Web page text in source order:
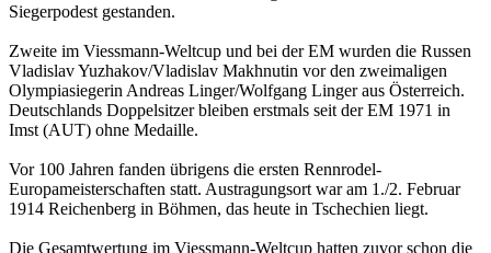
Siegerpodest gestanden.
Zweite im Viessmann-Weltcup und bei der EM wurden die Russen
Vladislav Yuzhakov/Vladislav Makhnutin vor den zweimaligen
Olympiasiegerin Andreas Linger/Wolfgang Linger aus Österreich.
Deutschlands Doppelsitzer bleiben erstmals seit der EM 1971 in
Imst (AUT) ohne Medaille.
Vor 100 Jahren fanden übrigens die ersten Rennrodel-
Europameisterschaften statt. Austragungsort war am 1./2. Februar
1914 Reichenberg in Böhmen, das heute in Tschechien liegt.
Die Gesamtwertung im Viessmann-Weltcup hatten zuvor schon die